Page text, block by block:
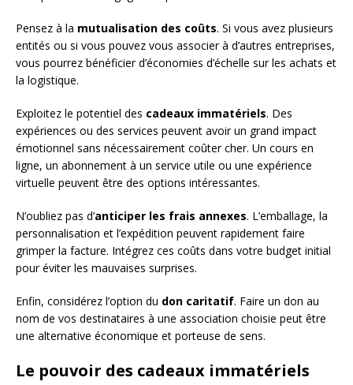
Pensez à la mutualisation des coûts. Si vous avez plusieurs
entités ou si vous pouvez vous associer à d’autres entreprises,
vous pourrez bénéficier d’économies d’échelle sur les achats et
la logistique.
Exploitez le potentiel des cadeaux immatériels. Des
expériences ou des services peuvent avoir un grand impact
émotionnel sans nécessairement coûter cher. Un cours en
ligne, un abonnement à un service utile ou une expérience
virtuelle peuvent être des options intéressantes.
N’oubliez pas d’anticiper les frais annexes. L’emballage, la
personnalisation et l’expédition peuvent rapidement faire
grimper la facture. Intégrez ces coûts dans votre budget initial
pour éviter les mauvaises surprises.
Enfin, considérez l’option du don caritatif. Faire un don au
nom de vos destinataires à une association choisie peut être
une alternative économique et porteuse de sens.
Le pouvoir des cadeaux immatériels